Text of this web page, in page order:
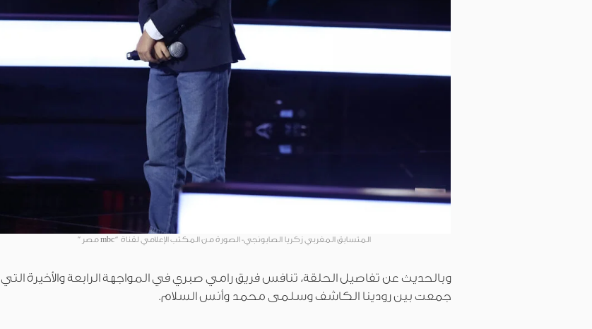
المتسابق المغربي زكريا الصابونجي- الصورة من المكتب الإعلامي لقناة “mbc مصر”
وبالحديث عن تفاصيل الحلقة، تنافس فريق رامي صبري في المواجهة الرابعة والأخيرة التي
جمعت بين رودينا الكاشف وسلمى محمد وأنس السلام.